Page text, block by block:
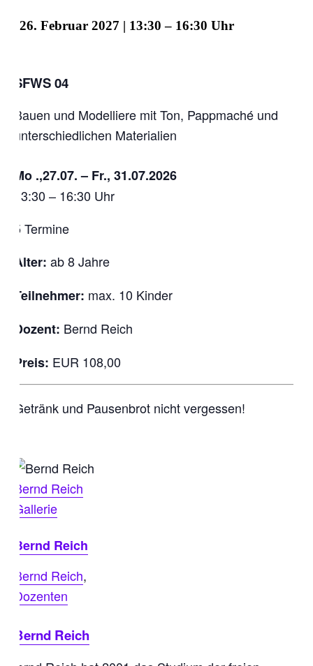
26. Februar 2027 | 13:30 – 16:30
SFWS 04
Bauen und Modelliere mit Ton, Pappmaché und
unterschiedlichen Materialien
Mo .,27.07. – Fr., 31.07.2026
13:30 – 16:30 Uhr
5 Termine
Alter: ab 8 Jahre
Teilnehmer: max. 10 Kinder
Dozent: Bernd Reich
Preis: EUR 108,00
Getränk und Pausenbrot nicht vergessen!
Bernd Reich
Gallerie
Bernd Reich
Bernd Reich,
Dozenten
Bernd Reich